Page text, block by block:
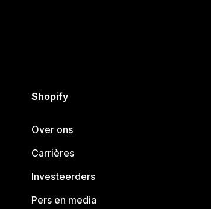
Shopify
Over ons
Carrières
Investeerders
Pers en media